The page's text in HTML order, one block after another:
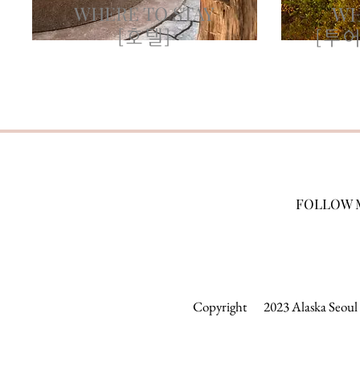
WHERE TO STAY
[호텔] [투
FOLLOW
Copyright 2023 Alaska Seoul